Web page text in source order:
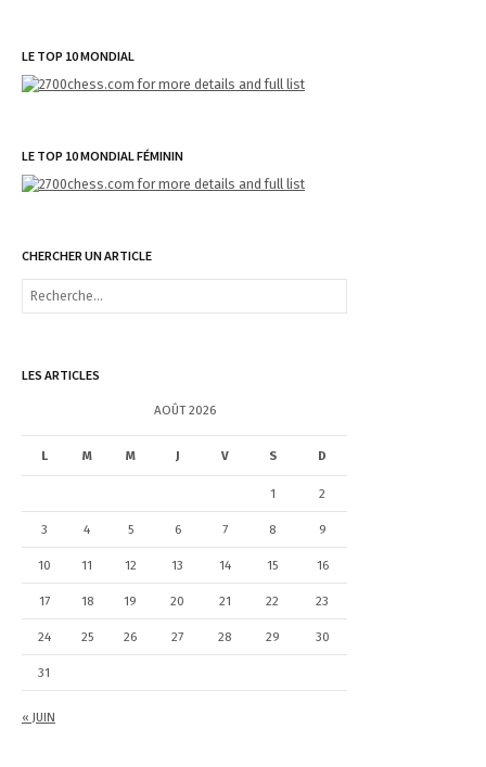
LE TOP 10 MONDIAL
LE TOP 10 MONDIAL FÉMININ
CHERCHER UN ARTICLE
R
r
e
LES ARTICLES
AOÛT 2026
L M M J V S D
« JUIN
1 2
3 4 5 6 7 8 9
10 11 12 13 14 15 16
17 18 19 20 21 22 23
24 25 26 27 28 29 30
31